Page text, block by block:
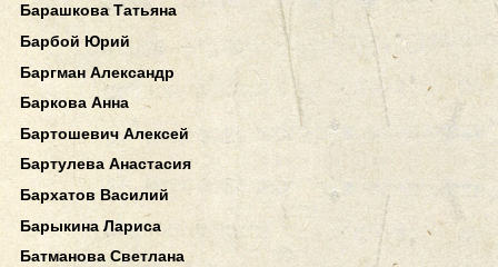
Барашкова Татьяна
Барбой Юрий
Баргман Александр
Баркова Анна
Бартошевич Алексей
Бартулева Анастасия
Бархатов Василий
Барыкина Лариса
Батманова Светлана